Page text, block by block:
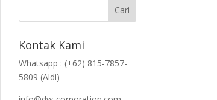
Kontak Kami
Whatsapp : (+62) 815-7857-
5809 (Aldi)